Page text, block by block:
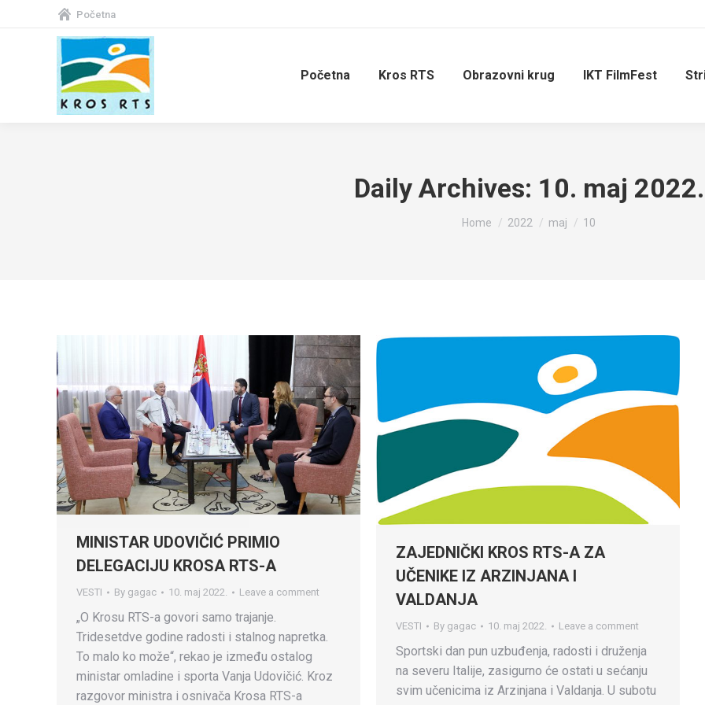
Početna
Početna Kros RTS Obrazovni krug IKT FilmFest
Daily Archives: 10. maj 2022.
You are here:
Home 2022 maj 10
MINISTAR UDOVIČIĆ PRIMIO
DELEGACIJU KROSA RTS-A
VESTI By gagac 10. maj 2022. Leave a comment
„O Krosu RTS-a govori samo trajanje.
Tridesetdve godine radosti i stalnog napretka.
To malo ko može“, rekao je između ostalog
ministar omladine i sporta Vanja Udovičić. Kroz
razgovor ministra i osnivača Krosa RTS-a
ZAJEDNIČKI KROS RTS-A ZA
UČENIKE IZ ARZINJANA I
VALDANJA
VESTI By gagac 10. maj 2022. Leave a comment
Sportski dan pun uzbuđenja, radosti i druženja
na severu Italije, zasigurno će ostati u sećanju
svim učenicima iz Arzinjana i Valdanja. U subotu